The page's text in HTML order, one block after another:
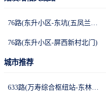
76路(东升小区-东坑(五凤兰庭))
76路(东升小区-屏西新村北门)
城市推荐
633路(万寿综合枢纽站-东林首末站)